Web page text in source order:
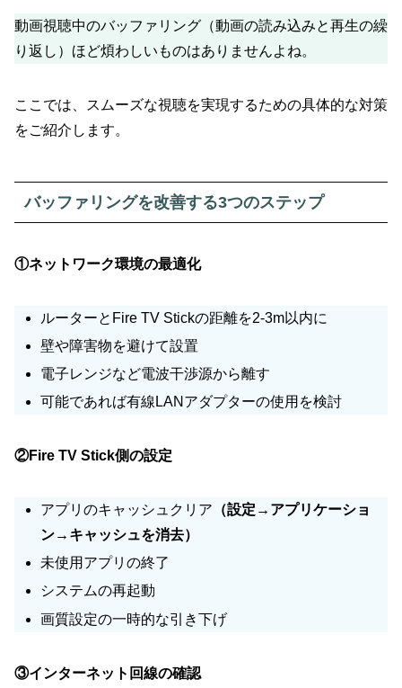
動画視聴中のバッファリング（動画の読み込みと再生の繰
り返し）ほど煩わしいものはありませんよね。
ここでは、スムーズな視聴を実現するための具体的な対策
をご紹介します。
バッファリングを改善する3つのステップ
①ネットワーク環境の最適化
ルーターとFire TV Stickの距離を2-3m以内に
壁や障害物を避けて設置
電子レンジなど電波干渉源から離す
可能であれば有線LANアダプターの使用を検討
②Fire TV Stick側の設定
アプリのキャッシュクリア （設定→アプリケーショ
ン→キャッシュを消去）
未使用アプリの終了
システムの再起動
画質設定の一時的な引き下げ
③インターネット回線の確認